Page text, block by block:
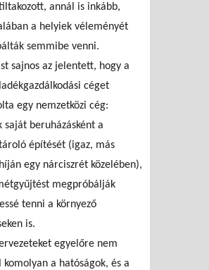
annál is inkább,
a helyiek véleményét
semmibe venni.
sajnos az jelentett, hogy a
céget
egy nemzetközi cég:
saját beruházásként a
építését (igaz, más
egy nárciszrét közelében),
megpróbálják
tenni a környező
is.
egyelőre nem
komolyan a hatóságok, és a